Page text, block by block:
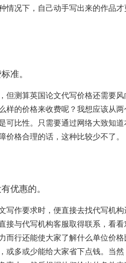
情况下，自己动手写出来的作品
准。
但测算英国论文代写价格还需要
样的价格来收费呢？我想应该从
可比性。只需要通过网络大致知
价格合理的话，这种比较少不了。
优惠的。
写作要求时，便直接去找代写机
接与代写机构客服取得联系，看
而行还能使大家了解什么单位价
或多或少能给大家省下点钱。当